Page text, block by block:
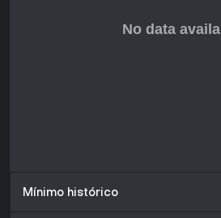
Mínimo histórico